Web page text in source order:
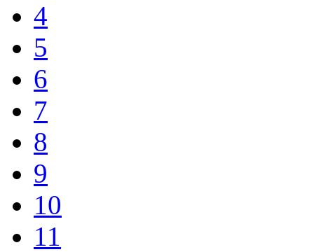
4
5
6
7
8
9
10
11